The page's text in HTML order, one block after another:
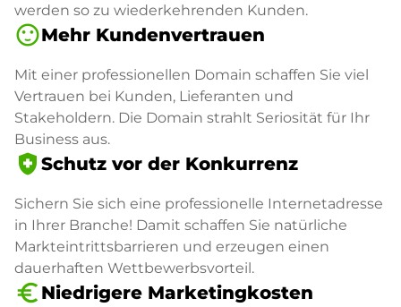
werden so zu wiederkehrenden Kunden.
sentiment_satisfiedMehr Kundenvertrauen
Mit einer professionellen Domain schaffen Sie viel
Vertrauen bei Kunden, Lieferanten und
Stakeholdern. Die Domain strahlt Seriosität für Ihr
Business aus.
health_and_safety Schutz vor der Konkurrenz
Sichern Sie sich eine professionelle Internetadresse
in Ihrer Branche! Damit schaffen Sie natürliche
Markteintrittsbarrieren und erzeugen einen
dauerhaften Wettbewerbsvorteil.
euro_symbol Niedrigere Marketingkosten